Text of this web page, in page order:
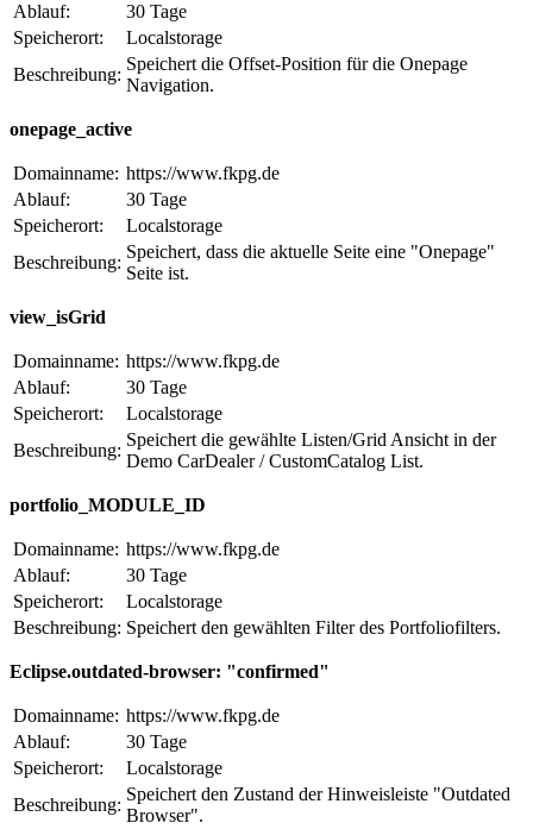
Ablauf:
30 Tage
Speicherort:
Localstorage
Beschreibung:
Speichert die Offset-Position für die Onepage
Navigation.
onepage_active
Domainname: https://www.fkpg.de
Ablauf:
30 Tage
Speicherort:
Localstorage
Beschreibung:
Speichert, dass die aktuelle Seite eine "Onepage"
Seite ist.
view_isGrid
Domainname: https://www.fkpg.de
Ablauf:
30 Tage
Speicherort:
Localstorage
Beschreibung:
Speichert die gewählte Listen/Grid Ansicht in der
Demo CarDealer / CustomCatalog List.
portfolio_MODULE_ID
Domainname: https://www.fkpg.de
Ablauf:
30 Tage
Speicherort:
Localstorage
Beschreibung: Speichert den gewählten Filter des Portfoliofilters.
Eclipse.outdated-browser: "confirmed"
Domainname: https://www.fkpg.de
Ablauf:
30 Tage
Speicherort:
Localstorage
Beschreibung:
Speichert den Zustand der Hinweisleiste "Outdated
Browser".